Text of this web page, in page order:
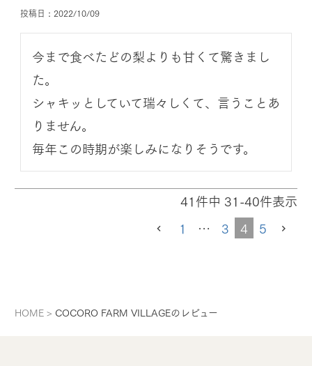
投稿日
2022/10/09
今まで食べたどの梨よりも甘くて驚きまし
た。
シャキッとしていて瑞々しくて、言うことあ
りません。
毎年この時期が楽しみになりそうです。
41件中 31-40件表示
1
… 3 4 5
HOME COCORO FARM VILLAGEのレビュー